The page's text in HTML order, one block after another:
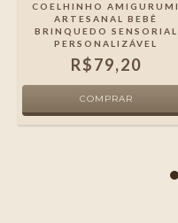
COELHINHO AMIGURUMI
ARTESANAL BEBÊ
BRINQUEDO SENSORIAL
PERSONALIZÁVEL
R$79,20